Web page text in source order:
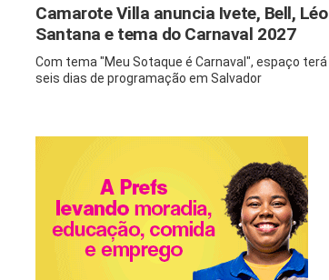
Camarote Villa anuncia Ivete, Bell, Léo
Santana e tema do Carnaval 2027
Com tema "Meu Sotaque é Carnaval", espaço terá
seis dias de programação em Salvador